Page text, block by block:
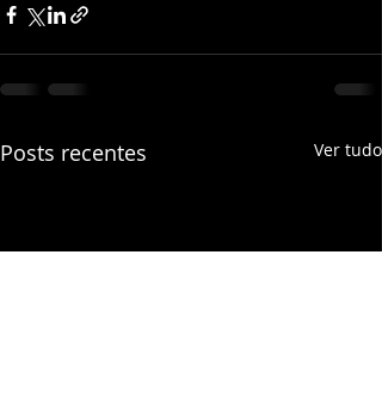
Posts recentes Ver tudo